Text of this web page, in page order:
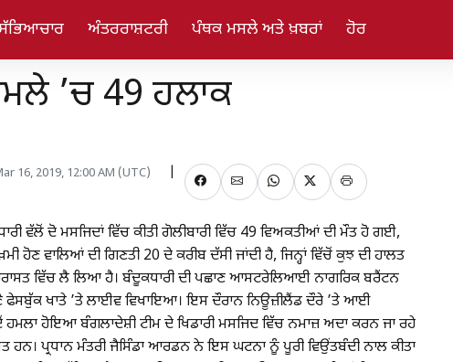
ਸੱਭਿਆਚਾਰ ਅੰਤਰਰਾਸ਼ਟਰੀ ਪੰਥਕ ਮਸਲੇ ਅਤੇ ਖ਼ਬਰਾਂ ਹੋਰ
’ਚ 49 ਹਲਾਕ
16, 2019, 12:00 AM (UTC)
ਵੱਲੋਂ ਦੋ ਮਸਜਿਦਾਂ ਵਿੱਚ ਕੀਤੀ ਗੋਲੀਬਾਰੀ ਵਿੱਚ 49 ਵਿਅਕਤੀਆਂ ਦੀ ਮੌਤ ਹੋ ਗਈ,
ਹੋਣ ਵਾਲਿਆਂ ਦੀ ਗਿਣਤੀ 20 ਦੇ ਕਰੀਬ ਦੱਸੀ ਜਾਂਦੀ ਹੈ, ਜਿਨ੍ਹਾਂ ਵਿੱਚੋਂ ਕੁਝ ਦੀ ਹਾਲਤ
ਵਿੱਚ ਲੈ ਲਿਆ ਹੈ। ਬੰਦੂਕਧਾਰੀ ਦੀ ਪਛਾਣ ਆਸਟਰੇਲਿਆਈ ਨਾਗਰਿਕ ਬਰੈਂਟਨ
ਖਾਤੇ ’ਤੇ ਲਾਈਵ ਵਿਖਾਇਆ। ਇਸ ਦੌਰਾਨ ਨਿਊਜ਼ੀਲੈਂਡ ਦੌਰੇ ’ਤੇ ਆਈ
ਹੋਇਆ ਬੰਗਲਾਦੇਸ਼ੀ ਟੀਮ ਦੇ ਖਿਡਾਰੀ ਮਸਜਿਦ ਵਿੱਚ ਨਮਾਜ਼ ਅਦਾ ਕਰਨ ਜਾ ਰਹੇ
ਹਨ। ਪ੍ਰਧਾਨ ਮੰਤਰੀ ਜੈਸਿੰਡਾ ਆਰਡਨ ਨੇ ਇਸ ਘਟਨਾ ਨੂੰ ਪੂਰੀ ਵਿਉਂਤਬੰਦੀ ਨਾਲ ਕੀਤਾ